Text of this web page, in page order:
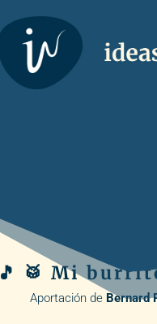
🎵 🥁 Mi
Aportación de Bernard